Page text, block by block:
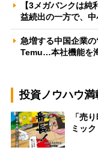
【3メガバンクは
益続出の一方で、
急増する中国企業
Temu…本社機能を
投資ノウハウ満
「売
ミッ